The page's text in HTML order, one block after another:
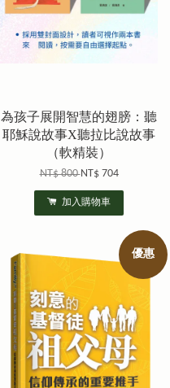
為孩子展開智慧的翅膀：聽
耶穌說故事X聽拉比說故事
（軟精裝）
NT$ 800NT$ 704
加入購物車
優惠